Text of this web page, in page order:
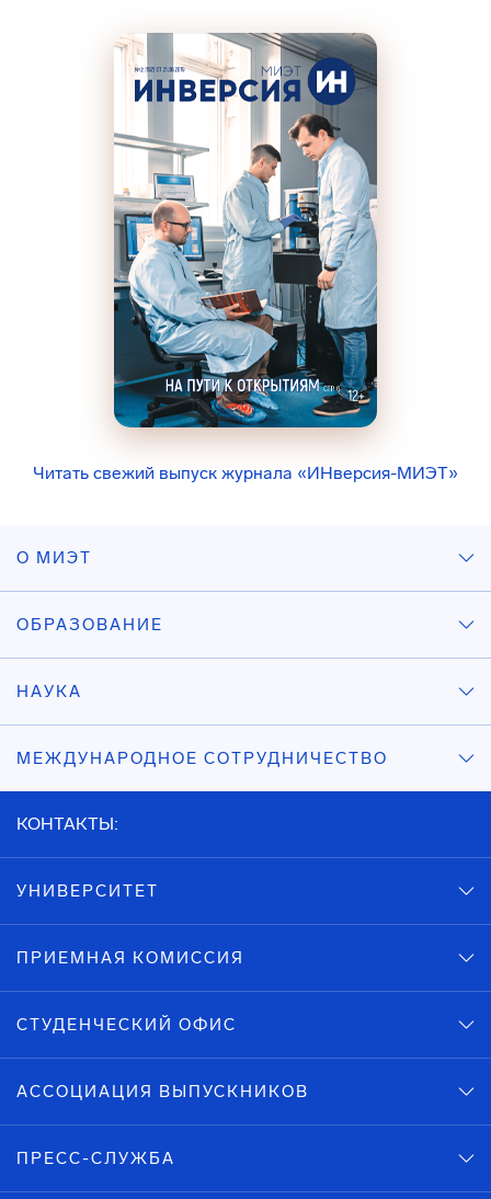
Читать свежий выпуск журнала «ИНверсия-МИЭТ»
О МИЭТ
ОБРАЗОВАНИЕ
НАУКА
МЕЖДУНАРОДНОЕ СОТРУДНИЧЕСТВО
КОНТАКТЫ:
УНИВЕРСИТЕТ
ПРИЕМНАЯ КОМИССИЯ
СТУДЕНЧЕСКИЙ ОФИС
АССОЦИАЦИЯ ВЫПУСКНИКОВ
ПРЕСС-СЛУЖБА